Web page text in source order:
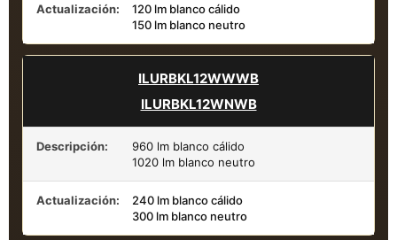
Actualización:
120 lm blanco cálido
150 lm blanco neutro
ILURBKL12WWWB
ILURBKL12WNWB
Descripción:
960 lm blanco cálido
1020 lm blanco neutro
Actualización:
240 lm blanco cálido
300 lm blanco neutro